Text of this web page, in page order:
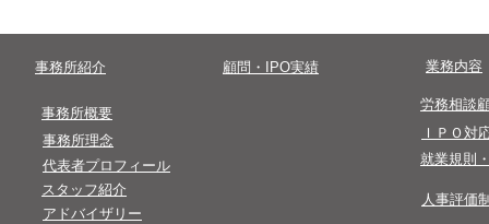
受付時間終了後のお問い合わせは翌営業
​事務所紹介 ​顧問・IPO実績
​事務所概要
事務所理念
代表者プロフィール
​スタッフ紹介
​アドバイザリー
​業務内容
労務相談
ＩＰＯ対
就業規則
人事評価